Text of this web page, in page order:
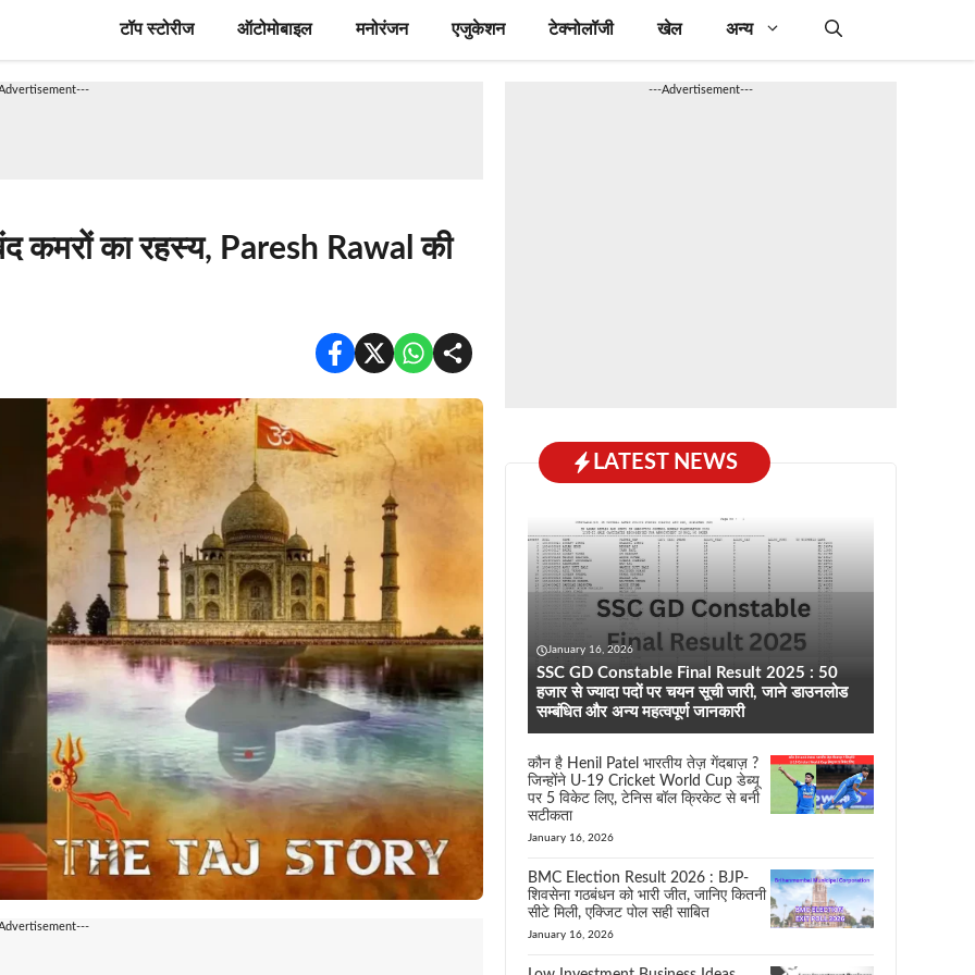
टॉप स्टोरीज ऑटोमोबाइल मनोरंजन एजुकेशन टेक्नोलॉजी खेल अन्य
कमरों का रहस्य, Paresh Rawal की
---Advertisement---
LATEST NEWS
January 16, 2026
SSC GD Constable Final Result 2025 : 50
हजार से ज्यादा पदों पर चयन सूची जारी, जाने डाउनलोड
सम्बंधित और अन्य महत्वपूर्ण जानकारी
कौन है Henil Patel भारतीय तेज़ गेंदबाज़ ?
जिन्होंने U-19 Cricket World Cup डेब्यू
पर 5 विकेट लिए, टेनिस बॉल क्रिकेट से बनी
सटीकता
January 16, 2026
BMC Election Result 2026 : BJP-
शिवसेना गठबंधन को भारी जीत, जानिए कितनी
सीटे मिली, एक्जिट पोल सही साबित
January 16, 2026